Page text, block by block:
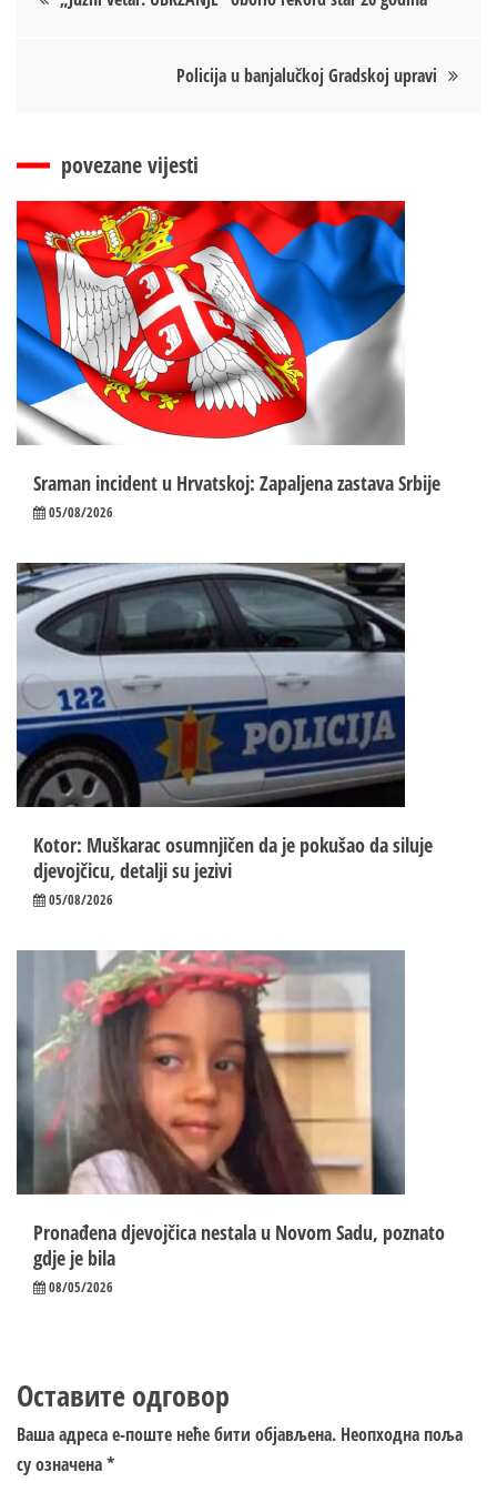
Policija u banjalučkoj Gradskoj upravi
povezane vijesti
Sraman incident u Hrvatskoj: Zapaljena zastava Srbije
05/08/2026
Kotor: Muškarac osumnjičen da je pokušao da siluje
djevojčicu, detalji su jezivi
05/08/2026
Pronađena djevojčica nestala u Novom Sadu, poznato
gdje je bila
08/05/2026
Оставите одговор
Ваша адреса е-поште неће бити објављена. Неопходна поља
су означена*